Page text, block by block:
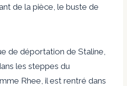
de la pièce, le buste de
de déportation de Staline,
les steppes du
Rhee, il est rentré dans